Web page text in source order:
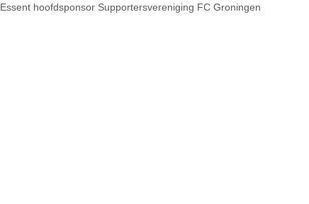
Essent hoofdsponsor Supportersvereniging FC Groningen